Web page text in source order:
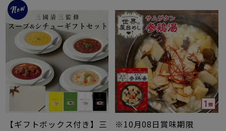
【ギフトボックス付き】三
※10月08日賞味期限